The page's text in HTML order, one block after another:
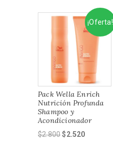
¡Oferta!
Pack Wella Enrich
Nutrición Profunda
Shampoo y
Acondicionador
$2.800El
$2.520El